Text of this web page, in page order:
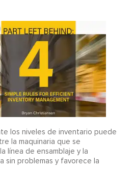
los niveles de inventario puede
la maquinaria que se
línea de ensamblaje y la
sin problemas y favorece la